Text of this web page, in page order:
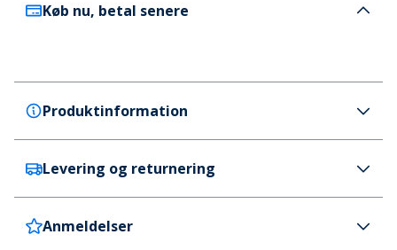
Køb nu, betal senere
Produktinformation
Moves
Moves Dame Asla Sweater 999 Black
Farve
Sort
Levering og returnering
Danmark
59 kr. (700 kr.+ GRATIS)
Anmeldelser